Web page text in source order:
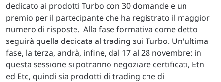
dedicato ai prodotti Turbo con 30 domande e un
premio per il partecipante che ha registrato il maggior
numero di risposte. Alla fase formativa come detto
seguirà quella dedicata al trading sui Turbo. Un'ultima
fase, la terza, andrà, infine, dal 17 al 28 novembre: in
questa sessione si potranno negoziare certificati, Etn
ed Etc, quindi sia prodotti di trading che di